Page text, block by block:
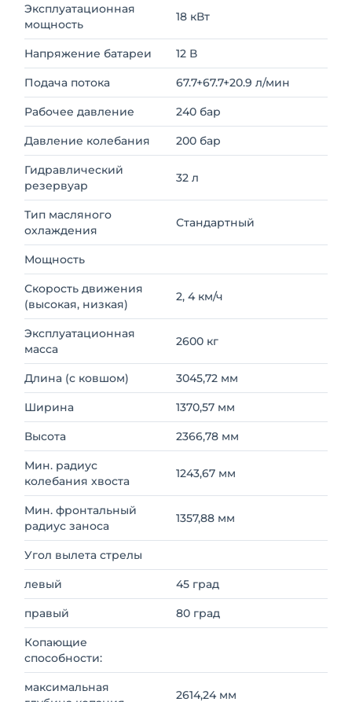
Эксплуатационная
мощность
18 кВт
Напряжение батареи 12 В
Подача потока 67.7+67.7+20.9 л/мин
Рабочее давление 240 бар
Давление колебания 200 бар
Гидравлический
резервуар
32 л
Тип масляного
охлаждения
Стандартный
Мощность
Скорость движения
(высокая, низкая)
2, 4 км/ч
Эксплуатационная
масса
2600 кг
Длина (с ковшом) 3045,72 мм
Ширина 1370,57 мм
Высота 2366,78 мм
Мин. радиус
колебания хвоста
1243,67 мм
Мин. фронтальный
радиус заноса
1357,88 мм
Угол вылета стрелы
левый 45 град
правый 80 град
Копающие
способности:
максимальная
2614,24 мм